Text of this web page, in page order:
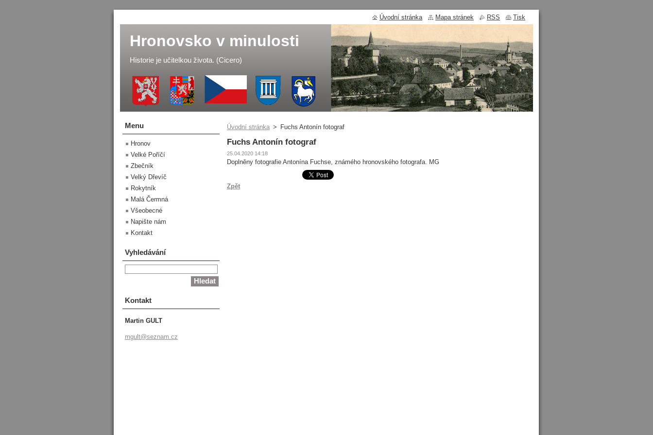
Hronovsko v minulosti
Historie je učitelkou života. (Cicero)
Úvodní stránka > Fuchs Antonín fotograf
Fuchs Antonín fotograf
25.04.2020 14:18
Doplněny fotografie Antonína Fuchse, známého hronovského fotografa. MG
Zpět
Menu
Hronov
Velké Poříčí
Zbečník
Velký Dřevíč
Rokytník
Malá Čermná
Všeobecné
Napište nám
Kontakt
Vyhledávání
Kontakt
Martin GULT
mgult@seznam.cz
Úvodní stránka Mapa stránek RSS Tisk